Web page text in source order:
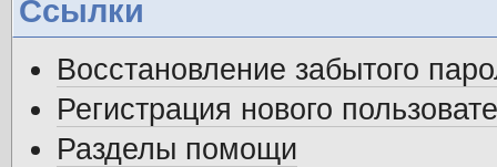
Ссылки
Восстановление забытого
Регистрация нового
Разделы помощи